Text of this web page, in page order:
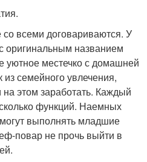
со всеми договариваются. У
оригинальным названием
местечко с домашней
семейного увлечения,
этом заработать. Каждый
функций. Наемных
выполнять младшие
повар не прочь выйти в